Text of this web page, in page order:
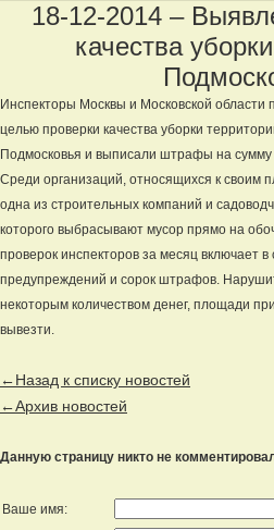
18-12-2014 –
качества
Инспекторы Москвы и Московской
целью проверки качества уборки
Подмосковья и выписали штрафы на
Среди организаций, относящихся к своим
одна из строительных компаний и
которого выбрасывают мусор прямо на
проверок инспекторов за месяц включает
предупреждений и сорок штрафов.
некоторым количеством денег, площади
вывезти.
←Назад к списку новостей
←Архив новостей
Данную страницу никто не
Ваше имя: